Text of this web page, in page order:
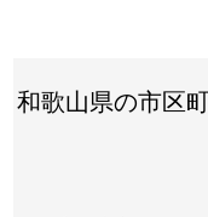
和歌山県の市区